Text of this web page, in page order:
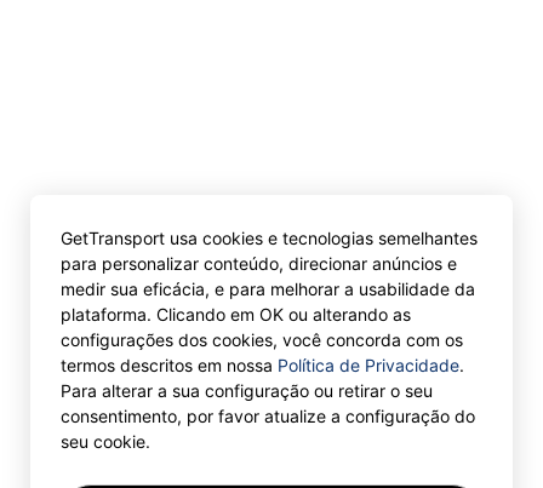
GetTransport usa cookies e tecnologias semelhantes
para personalizar conteúdo, direcionar anúncios e
medir sua eficácia, e para melhorar a usabilidade da
plataforma. Clicando em OK ou alterando as
configurações dos cookies, você concorda com os
termos descritos em nossa Política de Privacidade.
Para alterar a sua configuração ou retirar o seu
consentimento, por favor atualize a configuração do
seu cookie.